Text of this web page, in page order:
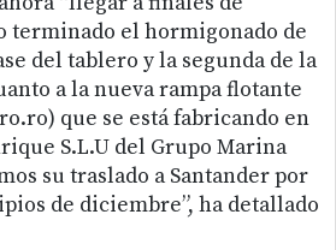
terminado el hormigonado de
del tablero y la segunda de la
a la nueva rampa flotante
que se está fabricando en
S.L.U del Grupo Marina
su traslado a Santander por
de diciembre”, ha detallado